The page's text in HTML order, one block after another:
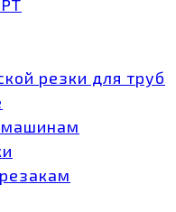
резки для труб
машинам